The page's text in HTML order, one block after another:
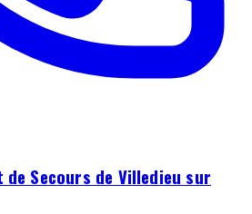
Secours de Villedieu sur